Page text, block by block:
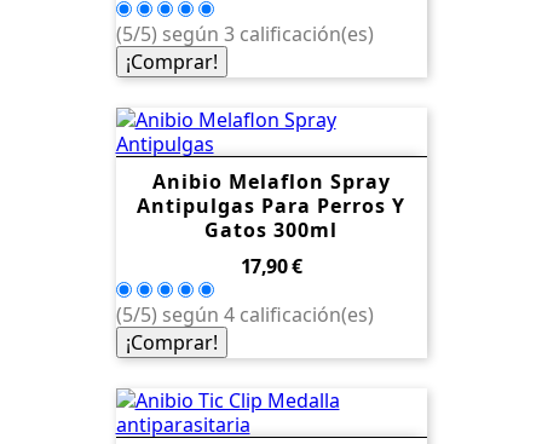
(5/5) según 3 calificación(es)
¡Comprar!
Anibio Melaflon Spray
Antipulgas Para Perros Y
Gatos 300ml
Precio
17,90 €
(5/5) según 4 calificación(es)
¡Comprar!